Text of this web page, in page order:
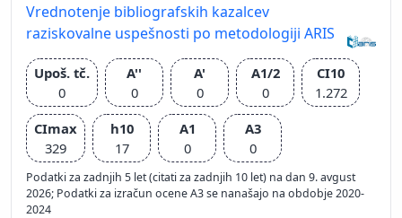
Vrednotenje bibliografskih kazalcev
raziskovalne uspešnosti po metodologiji ARIS
Upoš. tč.
0
A''
0
A'
0
A1/2
0
CI10
1.272
CImax
329
h10
17
A1
0
A3
0
Podatki za zadnjih 5 let (citati za zadnjih 10 let) na dan 9. avgust
2026; Podatki za izračun ocene A3 se nanašajo na obdobje 2020-
2024